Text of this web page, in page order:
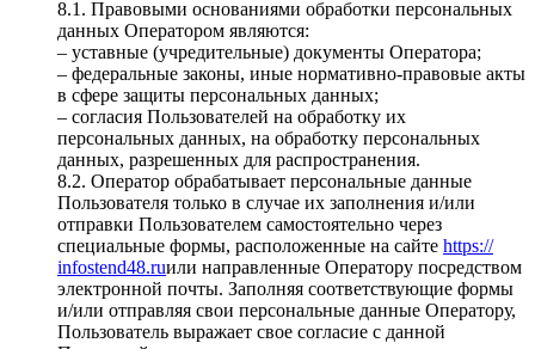
8.1. Правовыми основаниями обработки персональных
данных Оператором являются:
– уставные (учредительные) документы Оператора;
– федеральные законы, иные нормативно-правовые акты
в сфере защиты персональных данных;
– согласия Пользователей на обработку их
персональных данных, на обработку персональных
данных, разрешенных для распространения.
8.2. Оператор обрабатывает персональные данные
Пользователя только в случае их заполнения и/или
отправки Пользователем самостоятельно через
специальные формы, расположенные на сайте https://
infostend48.ruили направленные Оператору посредством
электронной почты. Заполняя соответствующие формы
и/или отправляя свои персональные данные Оператору,
Пользователь выражает свое согласие с данной